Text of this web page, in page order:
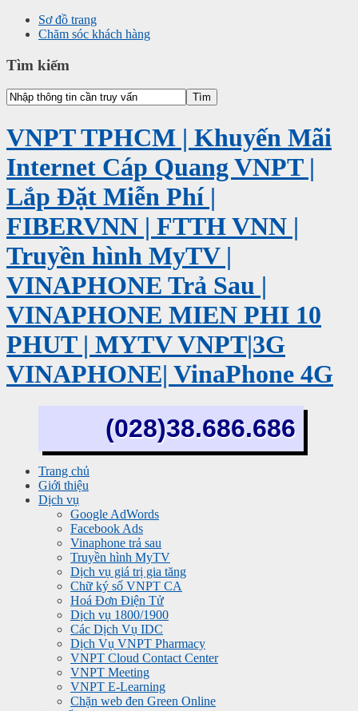
Sơ đồ trang
Chăm sóc khách hàng
Tìm kiếm
VNPT TPHCM | Khuyến Mãi
Internet Cáp Quang VNPT |
Lắp Đặt Miễn Phí |
FIBERVNN | FTTH VNN |
Truyền hình MyTV |
VINAPHONE Trả Sau |
VINAPHONE MIEN PHI 10
PHUT | MYTV VNPT|3G
VINAPHONE| VinaPhone 4G
(028)38.686.686
Trang chủ
Giới thiệu
Dịch vụ
Google AdWords
Facebook Ads
Vinaphone trả sau
Truyền hình MyTV
Dịch vụ giá trị gia tăng
Chữ ký số VNPT CA
Hoá Đơn Điện Tử
Dịch vụ 1800/1900
Các Dịch Vụ IDC
Dịch Vụ VNPT Pharmacy
VNPT Cloud Contact Center
VNPT Meeting
VNPT E-Learning
Chặn web đen Green Online